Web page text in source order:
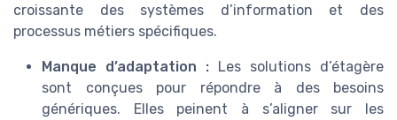
croissante des systèmes d’information et des
processus métiers spécifiques.
Manque d’adaptation : Les solutions d’étagère
sont conçues pour répondre à des besoins
génériques. Elles peinent à s’aligner sur les